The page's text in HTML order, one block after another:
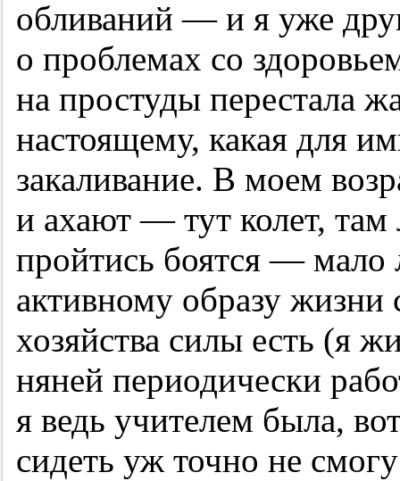
обливаний — и я уже
о проблемах со
на простуды перестала
настоящему, какая для
закаливание. В моем
и ахают — тут колет,
пройтись боятся — мало
активному образу жизни
хозяйства силы есть (я
няней периодически
я ведь учителем была,
сидеть уж точно не